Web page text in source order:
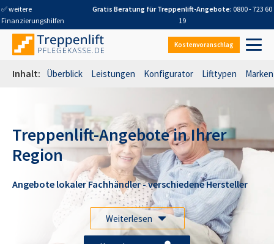
✅ weitere
Finanzierungshilfen
Gratis Beratung fürTreppenlift-Angebote: 0800 - 723 60
19
Kostenvoranschlag
Inhalt: Überblick Leistungen Konfigurator Lifttypen Marken
Treppenlift-Angebote in Ihrer
Region
Angebote lokaler Fachhändler - verschiedene Hersteller
Weiterlesen